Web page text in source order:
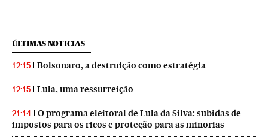
ÚLTIMAS NOTICIAS
12:15 Bolsonaro, a destruição como estratégia
12:15 Lula, uma ressurreição
21:14
O programa eleitoral de Lula da Silva: subidas de
impostos para os ricos e proteção para as minorias